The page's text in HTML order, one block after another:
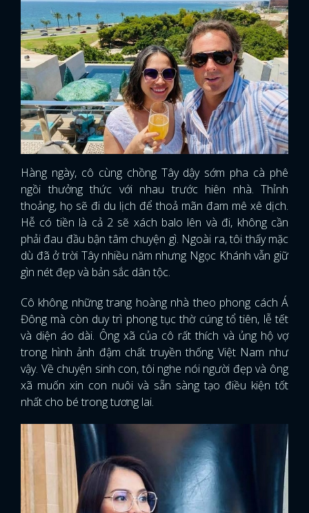
Hàng ngày, cô cùng chồng Tây dậy sớm pha cà phê
ngồi thưởng thức với nhau trước hiên nhà. Thỉnh
thoảng, họ sẽ đi du lịch để thoả mãn đam mê xê dịch.
Hễ có tiền là cả 2 sẽ xách balo lên và đi, không cần
phải đau đầu bận tâm chuyện gì. Ngoài ra, tôi thấy mặc
dù đã ở trời Tây nhiều năm nhưng Ngọc Khánh vẫn giữ
gìn nét đẹp và bản sắc dân tộc.
Cô không những trang hoàng nhà theo phong cách Á
Đông mà còn duy trì phong tục thờ cúng tổ tiên, lễ tết
và diện áo dài. Ông xã của cô rất thích và ủng hộ vợ
trong hình ảnh đậm chất truyền thống Việt Nam như
vậy. Về chuyện sinh con, tôi nghe nói người đẹp và ông
xã muốn xin con nuôi và sẵn sàng tạo điều kiện tốt
nhất cho bé trong tương lai.